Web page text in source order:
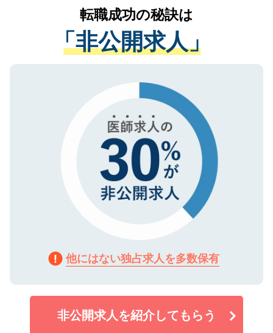
は、個人情報の取り扱いについての厳密な
管理基準を満たした事業者のみに付与され
る、プライバシーマークを取得済みです。
で、機密保持に関してもご安心ください。
かがいして、現在の医療機関の状況や紹介
経験をまじえながら、適切なアドバイスを
させていただきます。すぐにご転職をされ
ない方には、長期的なサポートが可能です
ので、まずはご登録ください。
転職成功の秘訣は
「非公開求人」
他にはない独占求人を多数保有
非公開求人を紹介してもらう